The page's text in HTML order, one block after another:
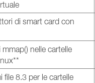
di smart card con
nelle cartelle
file 8.3 per le cartelle